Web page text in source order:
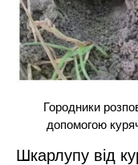
Городники
допомогою
Шкарлупу від